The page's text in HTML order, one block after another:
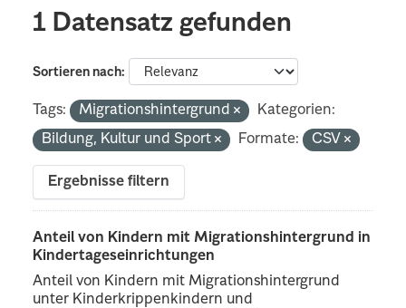
1 Datensatz gefunden
Sortieren nach
Tags: Migrationshintergrund
Kategorien:
Bildung, Kultur und Sport
Formate: CSV
Ergebnisse filtern
Anteil von Kindern mit Migrationshintergrund in
Kindertageseinrichtungen
Anteil von Kindern mit Migrationshintergrund
unter Kinderkrippenkindern und